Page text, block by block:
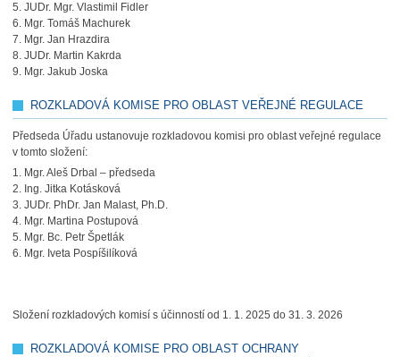
5. JUDr. Mgr. Vlastimil Fidler
6. Mgr. Tomáš Machurek
7. Mgr. Jan Hrazdira
8. JUDr. Martin Kakrda
9. Mgr. Jakub Joska
ROZKLADOVÁ KOMISE PRO OBLAST VEŘEJNÉ REGULACE
Předseda Úřadu ustanovuje rozkladovou komisi pro oblast veřejné regulace
v tomto složení:
1. Mgr. Aleš Drbal – předseda
2. Ing. Jitka Kotásková
3. JUDr. PhDr. Jan Malast, Ph.D.
4. Mgr. Martina Postupová
5. Mgr. Bc. Petr Špetlák
6. Mgr. Iveta Pospíšilíková
Složení rozkladových komisí s účinností od 1. 1. 2025 do 31. 3. 2026
ROZKLADOVÁ KOMISE PRO OBLAST OCHRANY